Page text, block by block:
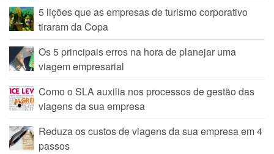
5 lições que as empresas de turismo corporativo
tiraram da Copa
Os 5 principais erros na hora de planejar uma
viagem empresarial
Como o SLA auxilia nos processos de gestão das
viagens da sua empresa
Reduza os custos de viagens da sua empresa em 4
passos